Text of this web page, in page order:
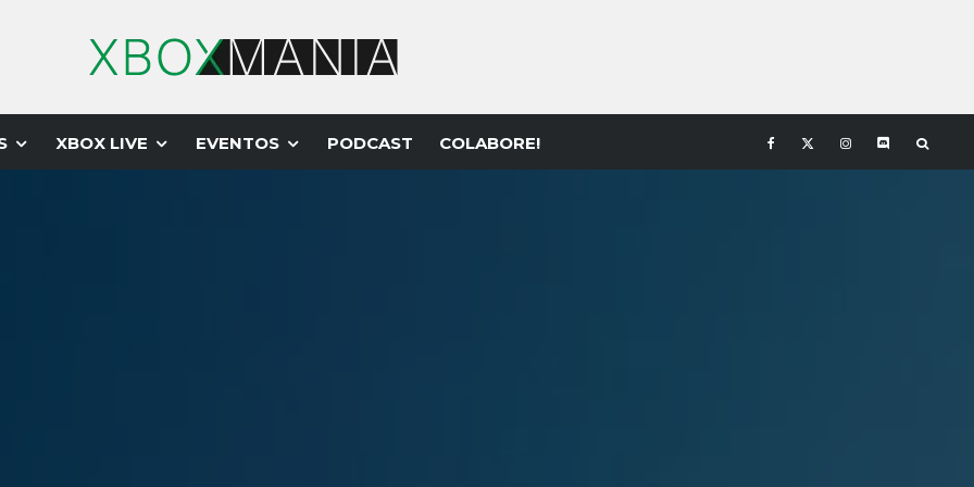
XBOX LIVE EVENTOS PODCAST COLABORE!